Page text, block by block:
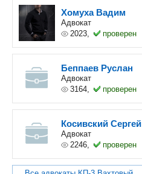
Хомуха Вадим
Адвокат
2023,
проверен
Беппаев Руслан
Адвокат
3164,
проверен
Косивский Сергей
Адвокат
2246,
проверен